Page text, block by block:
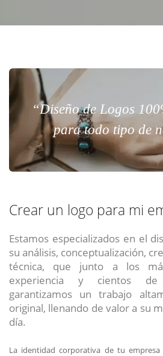
“Diseño de Logos
para todo tipo de
Crear un logo para mi
Estamos especializados en el
su análisis, conceptualización,
técnica, que junto a los
experiencia y cientos de
garantizamos un trabajo
original, llenando de valor a su
día.
La identidad corporativa de tu